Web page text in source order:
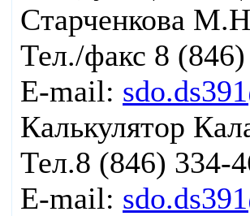
Старченкова
Тел./факс 8
E-mail:
Калькулятор
Тел.8 (846) 334-
E-mail: